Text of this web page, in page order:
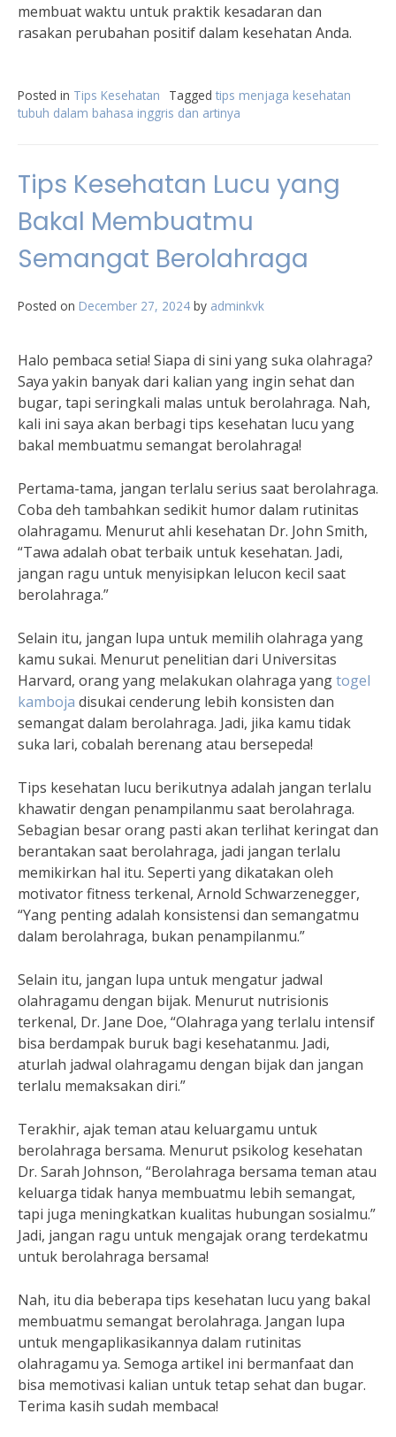
membuat waktu untuk praktik kesadaran dan
rasakan perubahan positif dalam kesehatan Anda.
Posted in Tips Kesehatan Tagged tips menjaga kesehatan
tubuh dalam bahasa inggris dan artinya
Tips Kesehatan Lucu yang
Bakal Membuatmu
Semangat Berolahraga
Posted on December 27, 2024 by adminkvk
Halo pembaca setia! Siapa di sini yang suka olahraga?
Saya yakin banyak dari kalian yang ingin sehat dan
bugar, tapi seringkali malas untuk berolahraga. Nah,
kali ini saya akan berbagi tips kesehatan lucu yang
bakal membuatmu semangat berolahraga!
Pertama-tama, jangan terlalu serius saat berolahraga.
Coba deh tambahkan sedikit humor dalam rutinitas
olahragamu. Menurut ahli kesehatan Dr. John Smith,
“Tawa adalah obat terbaik untuk kesehatan. Jadi,
jangan ragu untuk menyisipkan lelucon kecil saat
berolahraga.”
Selain itu, jangan lupa untuk memilih olahraga yang
kamu sukai. Menurut penelitian dari Universitas
Harvard, orang yang melakukan olahraga yangtogel
kamboja disukai cenderung lebih konsisten dan
semangat dalam berolahraga. Jadi, jika kamu tidak
suka lari, cobalah berenang atau bersepeda!
Tips kesehatan lucu berikutnya adalah jangan terlalu
khawatir dengan penampilanmu saat berolahraga.
Sebagian besar orang pasti akan terlihat keringat dan
berantakan saat berolahraga, jadi jangan terlalu
memikirkan hal itu. Seperti yang dikatakan oleh
motivator fitness terkenal, Arnold Schwarzenegger,
“Yang penting adalah konsistensi dan semangatmu
dalam berolahraga, bukan penampilanmu.”
Selain itu, jangan lupa untuk mengatur jadwal
olahragamu dengan bijak. Menurut nutrisionis
terkenal, Dr. Jane Doe, “Olahraga yang terlalu intensif
bisa berdampak buruk bagi kesehatanmu. Jadi,
aturlah jadwal olahragamu dengan bijak dan jangan
terlalu memaksakan diri.”
Terakhir, ajak teman atau keluargamu untuk
berolahraga bersama. Menurut psikolog kesehatan
Dr. Sarah Johnson, “Berolahraga bersama teman atau
keluarga tidak hanya membuatmu lebih semangat,
tapi juga meningkatkan kualitas hubungan sosialmu.”
Jadi, jangan ragu untuk mengajak orang terdekatmu
untuk berolahraga bersama!
Nah, itu dia beberapa tips kesehatan lucu yang bakal
membuatmu semangat berolahraga. Jangan lupa
untuk mengaplikasikannya dalam rutinitas
olahragamu ya. Semoga artikel ini bermanfaat dan
bisa memotivasi kalian untuk tetap sehat dan bugar.
Terima kasih sudah membaca!